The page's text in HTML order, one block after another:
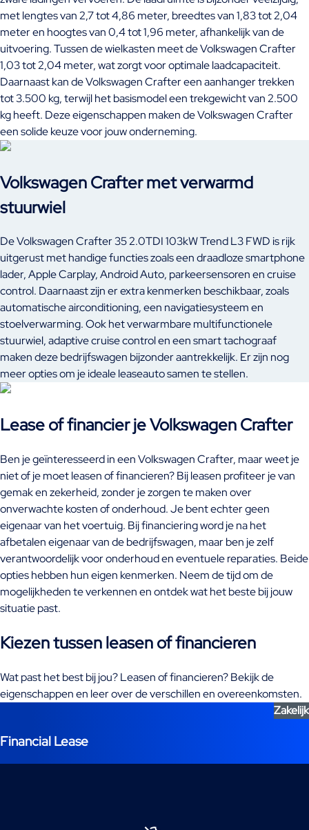
met lengtes van 2,7 tot 4,86 meter, breedtes van 1,83 tot 2,04
meter en hoogtes van 0,4 tot 1,96 meter, afhankelijk van de
uitvoering. Tussen de wielkasten meet de Volkswagen Crafter
1,03 tot 2,04 meter, wat zorgt voor optimale laadcapaciteit.
Daarnaast kan de Volkswagen Crafter een aanhanger trekken
tot 3.500 kg, terwijl het basismodel een trekgewicht van 2.500
kg heeft. Deze eigenschappen maken de Volkswagen Crafter
een solide keuze voor jouw onderneming.
Volkswagen Crafter met verwarmd
stuurwiel
De Volkswagen Crafter 35 2.0TDI 103kW Trend L3 FWD is rijk
uitgerust met handige functies zoals een draadloze smartphone
lader, Apple Carplay, Android Auto, parkeersensoren en cruise
control. Daarnaast zijn er extra kenmerken beschikbaar, zoals
automatische airconditioning, een navigatiesysteem en
stoelverwarming. Ook het verwarmbare multifunctionele
stuurwiel, adaptive cruise control en een smart tachograaf
maken deze bedrijfswagen bijzonder aantrekkelijk. Er zijn nog
meer opties om je ideale leaseauto samen te stellen.
Lease of financier je Volkswagen Crafter
Ben je geïnteresseerd in een Volkswagen Crafter, maar weet je
niet of je moet leasen of financieren? Bij leasen profiteer je van
gemak en zekerheid, zonder je zorgen te maken over
onverwachte kosten of onderhoud. Je bent echter geen
eigenaar van het voertuig. Bij financiering word je na het
afbetalen eigenaar van de bedrijfswagen, maar ben je zelf
verantwoordelijk voor onderhoud en eventuele reparaties. Beide
opties hebben hun eigen kenmerken. Neem de tijd om de
mogelijkheden te verkennen en ontdek wat het beste bij jouw
situatie past.
Kiezen tussen leasen of financieren
Wat past het best bij jou? Leasen of financieren? Bekijk de
eigenschappen en leer over de verschillen en overeenkomsten.
Zakelijk
Financial Lease